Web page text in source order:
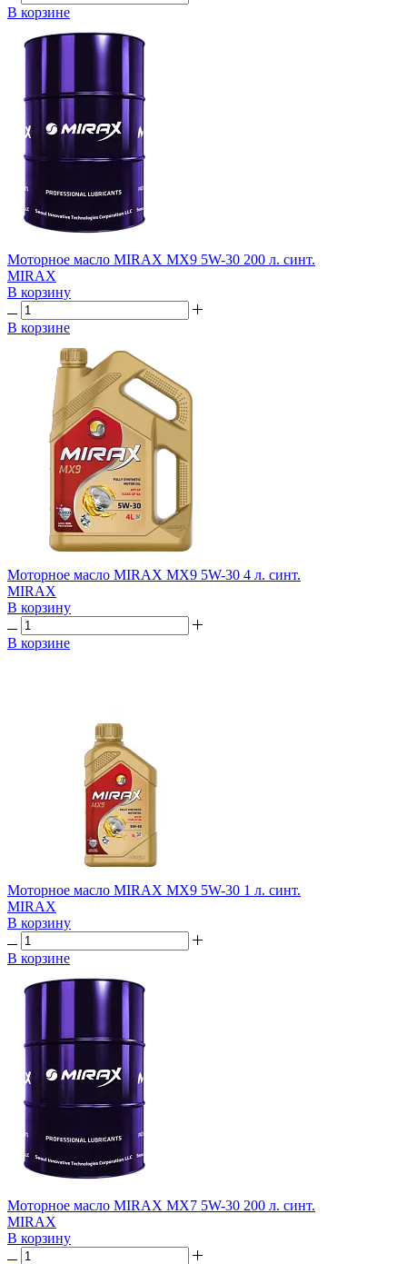
В корзине
Моторное масло MIRAX MX9 5W-30 200 л. синт.
MIRAX
В корзину
В корзине
Моторное масло MIRAX MX9 5W-30 4 л. синт.
MIRAX
В корзину
В корзине
Моторное масло MIRAX MX9 5W-30 1 л. синт.
MIRAX
В корзину
В корзине
Моторное масло MIRAX MX7 5W-30 200 л. синт.
MIRAX
В корзину